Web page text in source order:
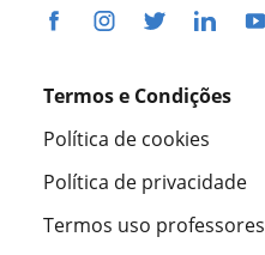
Termos e Condições
Política de cookies
Política de privacidade
Termos uso professores